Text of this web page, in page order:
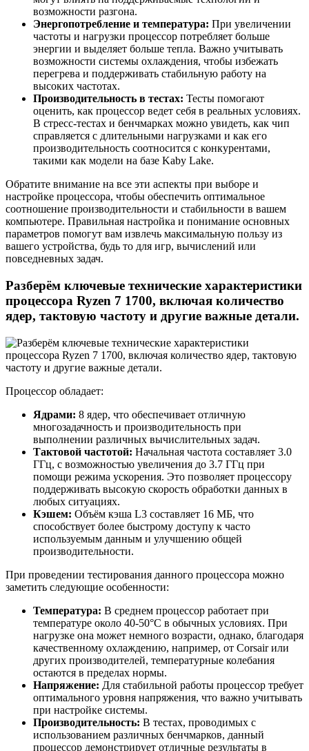
возможности разгона.
Энергопотребление и температура: При увеличении
частоты и нагрузки процессор потребляет больше
энергии и выделяет больше тепла. Важно учитывать
возможности системы охлаждения, чтобы избежать
перегрева и поддерживать стабильную работу на
высоких частотах.
Производительность в тестах: Тесты помогают
оценить, как процессор ведет себя в реальных условиях.
В стресс-тестах и бенчмарках можно увидеть, как чип
справляется с длительными нагрузками и как его
производительность соотносится с конкурентами,
такими как модели на базе Kaby Lake.
Обратите внимание на все эти аспекты при выборе и
настройке процессора, чтобы обеспечить оптимальное
соотношение производительности и стабильности в вашем
компьютере. Правильная настройка и понимание основных
параметров помогут вам извлечь максимальную пользу из
вашего устройства, будь то для игр, вычислений или
повседневных задач.
Разберём ключевые технические характеристики
процессора Ryzen 7 1700, включая количество
ядер, тактовую частоту и другие важные детали.
Процессор обладает:
Ядрами: 8 ядер, что обеспечивает отличную
многозадачность и производительность при
выполнении различных вычислительных задач.
Тактовой частотой: Начальная частота составляет 3.0
ГГц, с возможностью увеличения до 3.7 ГГц при
помощи режима ускорения. Это позволяет процессору
поддерживать высокую скорость обработки данных в
любых ситуациях.
Кэшем: Объём кэша L3 составляет 16 МБ, что
способствует более быстрому доступу к часто
используемым данным и улучшению общей
производительности.
При проведении тестирования данного процессора можно
заметить следующие особенности:
Температура: В среднем процессор работает при
температуре около 40-50°C в обычных условиях. При
нагрузке она может немного возрасти, однако, благодаря
качественному охлаждению, например, от Corsair или
других производителей, температурные колебания
остаются в пределах нормы.
Напряжение: Для стабильной работы процессор требует
оптимального уровня напряжения, что важно учитывать
при настройке системы.
Производительность: В тестах, проводимых с
использованием различных бенчмарков, данный
процессор демонстрирует отличные результаты в